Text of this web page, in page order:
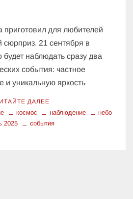
приготовил для любителей
сюрприз. 21 сентября в
наблюдать сразу два
события: частное
и уникальную яркость
ДАЛЕЕ
космос наблюдение
небо
2025 события